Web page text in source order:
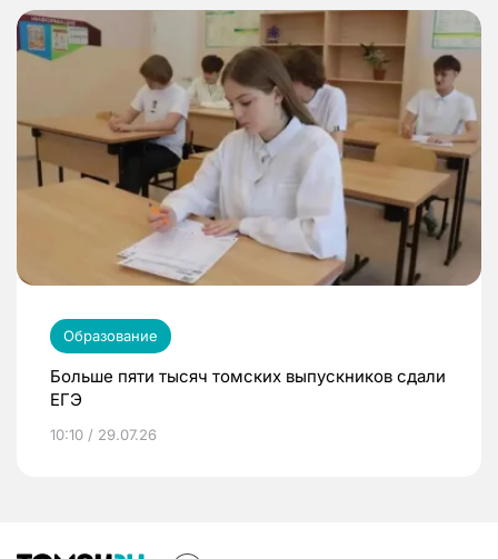
Образование
Больше пяти тысяч томских выпускников сдали
ЕГЭ
10:10 / 29.07.26